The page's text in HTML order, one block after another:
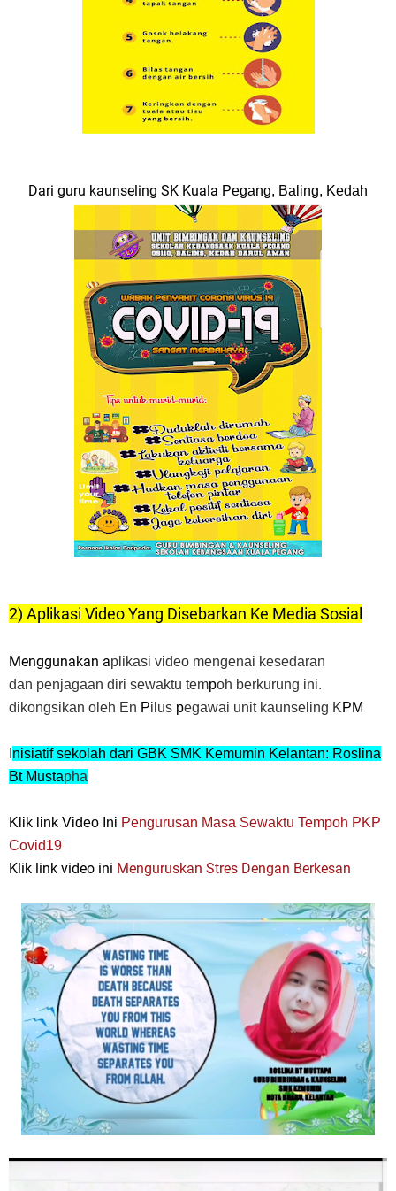
Dari guru kaunseling SK Kuala Pegang, Baling, Kedah
2) Aplikasi Video Yang Disebarkan Ke Media Sosial
Menggunakan aplikasi video mengenai kesedaran
dan penjagaan diri sewaktu tempoh berkurung ini.
dikongsikan oleh En Pilus pegawai unit kaunseling KPM
nisiatif sekolah dari GBK SMK Kemumin Kelantan: Roslina
Bt Mustapha
Klik link Video Ini Pengurusan Masa Sewaktu Tempoh PKP
Covid19
Klik link video ini Menguruskan Stres Dengan Berkesan